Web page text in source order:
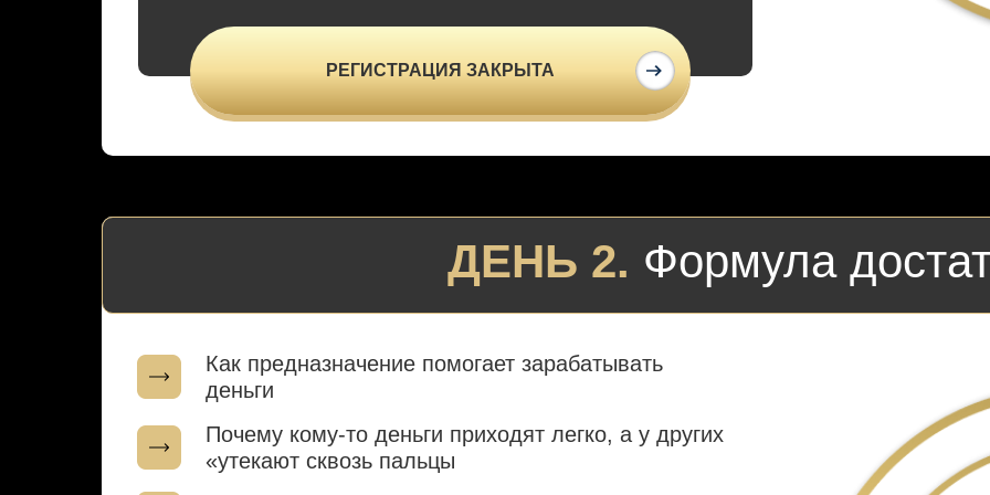
работе
ДЕНЬ 2. Формула
РЕГИСТРАЦИЯ ЗАКРЫТА
Как предназначение помогает зарабатывать
деньги
Почему кому-то деньги приходят легко, а у других
«утекают сквозь пальцы